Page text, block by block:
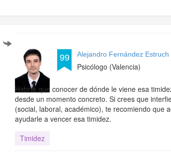
99 Alejandro Fernández Estruch
Psicólogo (Valencia)
Habría que conocer de dónde le viene esa
desde un momento concreto. Si crees que
(social, laboral, académico), te recomiendo que
ayudarle a vencer esa timidez.
Timidez